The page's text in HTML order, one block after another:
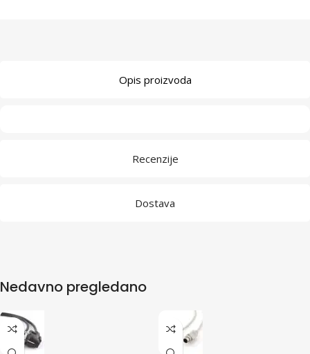
Opis proizvoda
Recenzije
Dostava
Nedavno pregledano